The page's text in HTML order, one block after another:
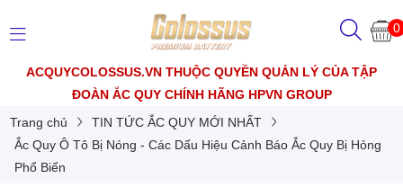
0
ACQUYCOLOSSUS.VN THUỘC QUYỀN QUẢN LÝ CỦA TẬP
ĐOÀN ẮC QUY CHÍNH HÃNG HPVN GROUP
Trang chủ
TIN TỨC ẮC QUY MỚI NHẤT
Ắc Quy Ô Tô Bị Nóng - Các Dấu Hiệu Cảnh Báo Ắc Quy Bị Hỏng
Phổ Biến